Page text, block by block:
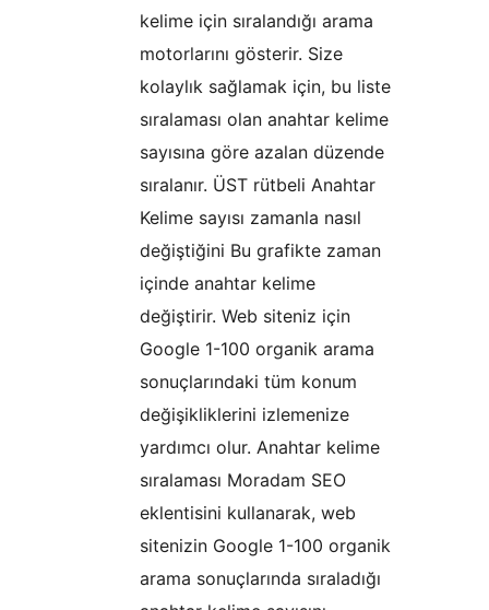
kelime için sıralandığı arama
motorlarını gösterir. Size
kolaylık sağlamak için, bu liste
sıralaması olan anahtar kelime
sayısına göre azalan düzende
sıralanır. ÜST rütbeli Anahtar
Kelime sayısı zamanla nasıl
değiştiğini Bu grafikte zaman
içinde anahtar kelime
değiştirir. Web siteniz için
Google 1-100 organik arama
sonuçlarındaki tüm konum
değişikliklerini izlemenize
yardımcı olur. Anahtar kelime
sıralaması Moradam SEO
eklentisini kullanarak, web
sitenizin Google 1-100 organik
arama sonuçlarında sıraladığı